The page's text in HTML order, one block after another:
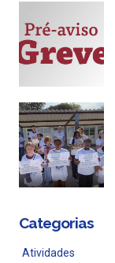
Categorias
Atividades